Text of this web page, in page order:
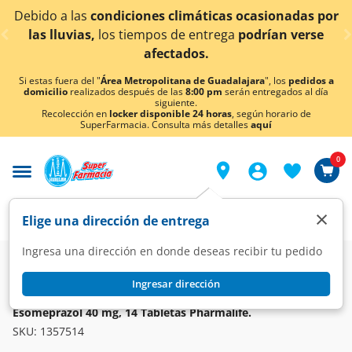
< div class="carousel-inner">
climáticas ocasionadas por
de entregapodrían verse
¡Ahora también
Si estas fuera del "Área Metropolitana de Guadalajara", los pedidos a
domicilio realizados después de las8:00 pm serán entregados al día
siguiente.
Recolección en locker disponible 24 horas, según horario de
SuperFarmacia. Consulta más detallesaquí
Elige una dirección de entrega
Ingresa una dirección en donde deseas recibir tu pedido
Ingresar dirección
×
0
Farmacia Medicina
Digestivo
Antiácidos y Antigástricos
PHARMALIFE
Esomeprazol 40 mg, 14 Tabletas Pharmalife.
SKU: 1357514